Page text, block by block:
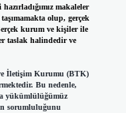
makaleler
olup, gerçek
kurum ve kişiler ile
taslak halindedir ve
İletişim Kurumu (BTK)
Bu nedenle,
yükümlülüğümüz
sorumluluğunu